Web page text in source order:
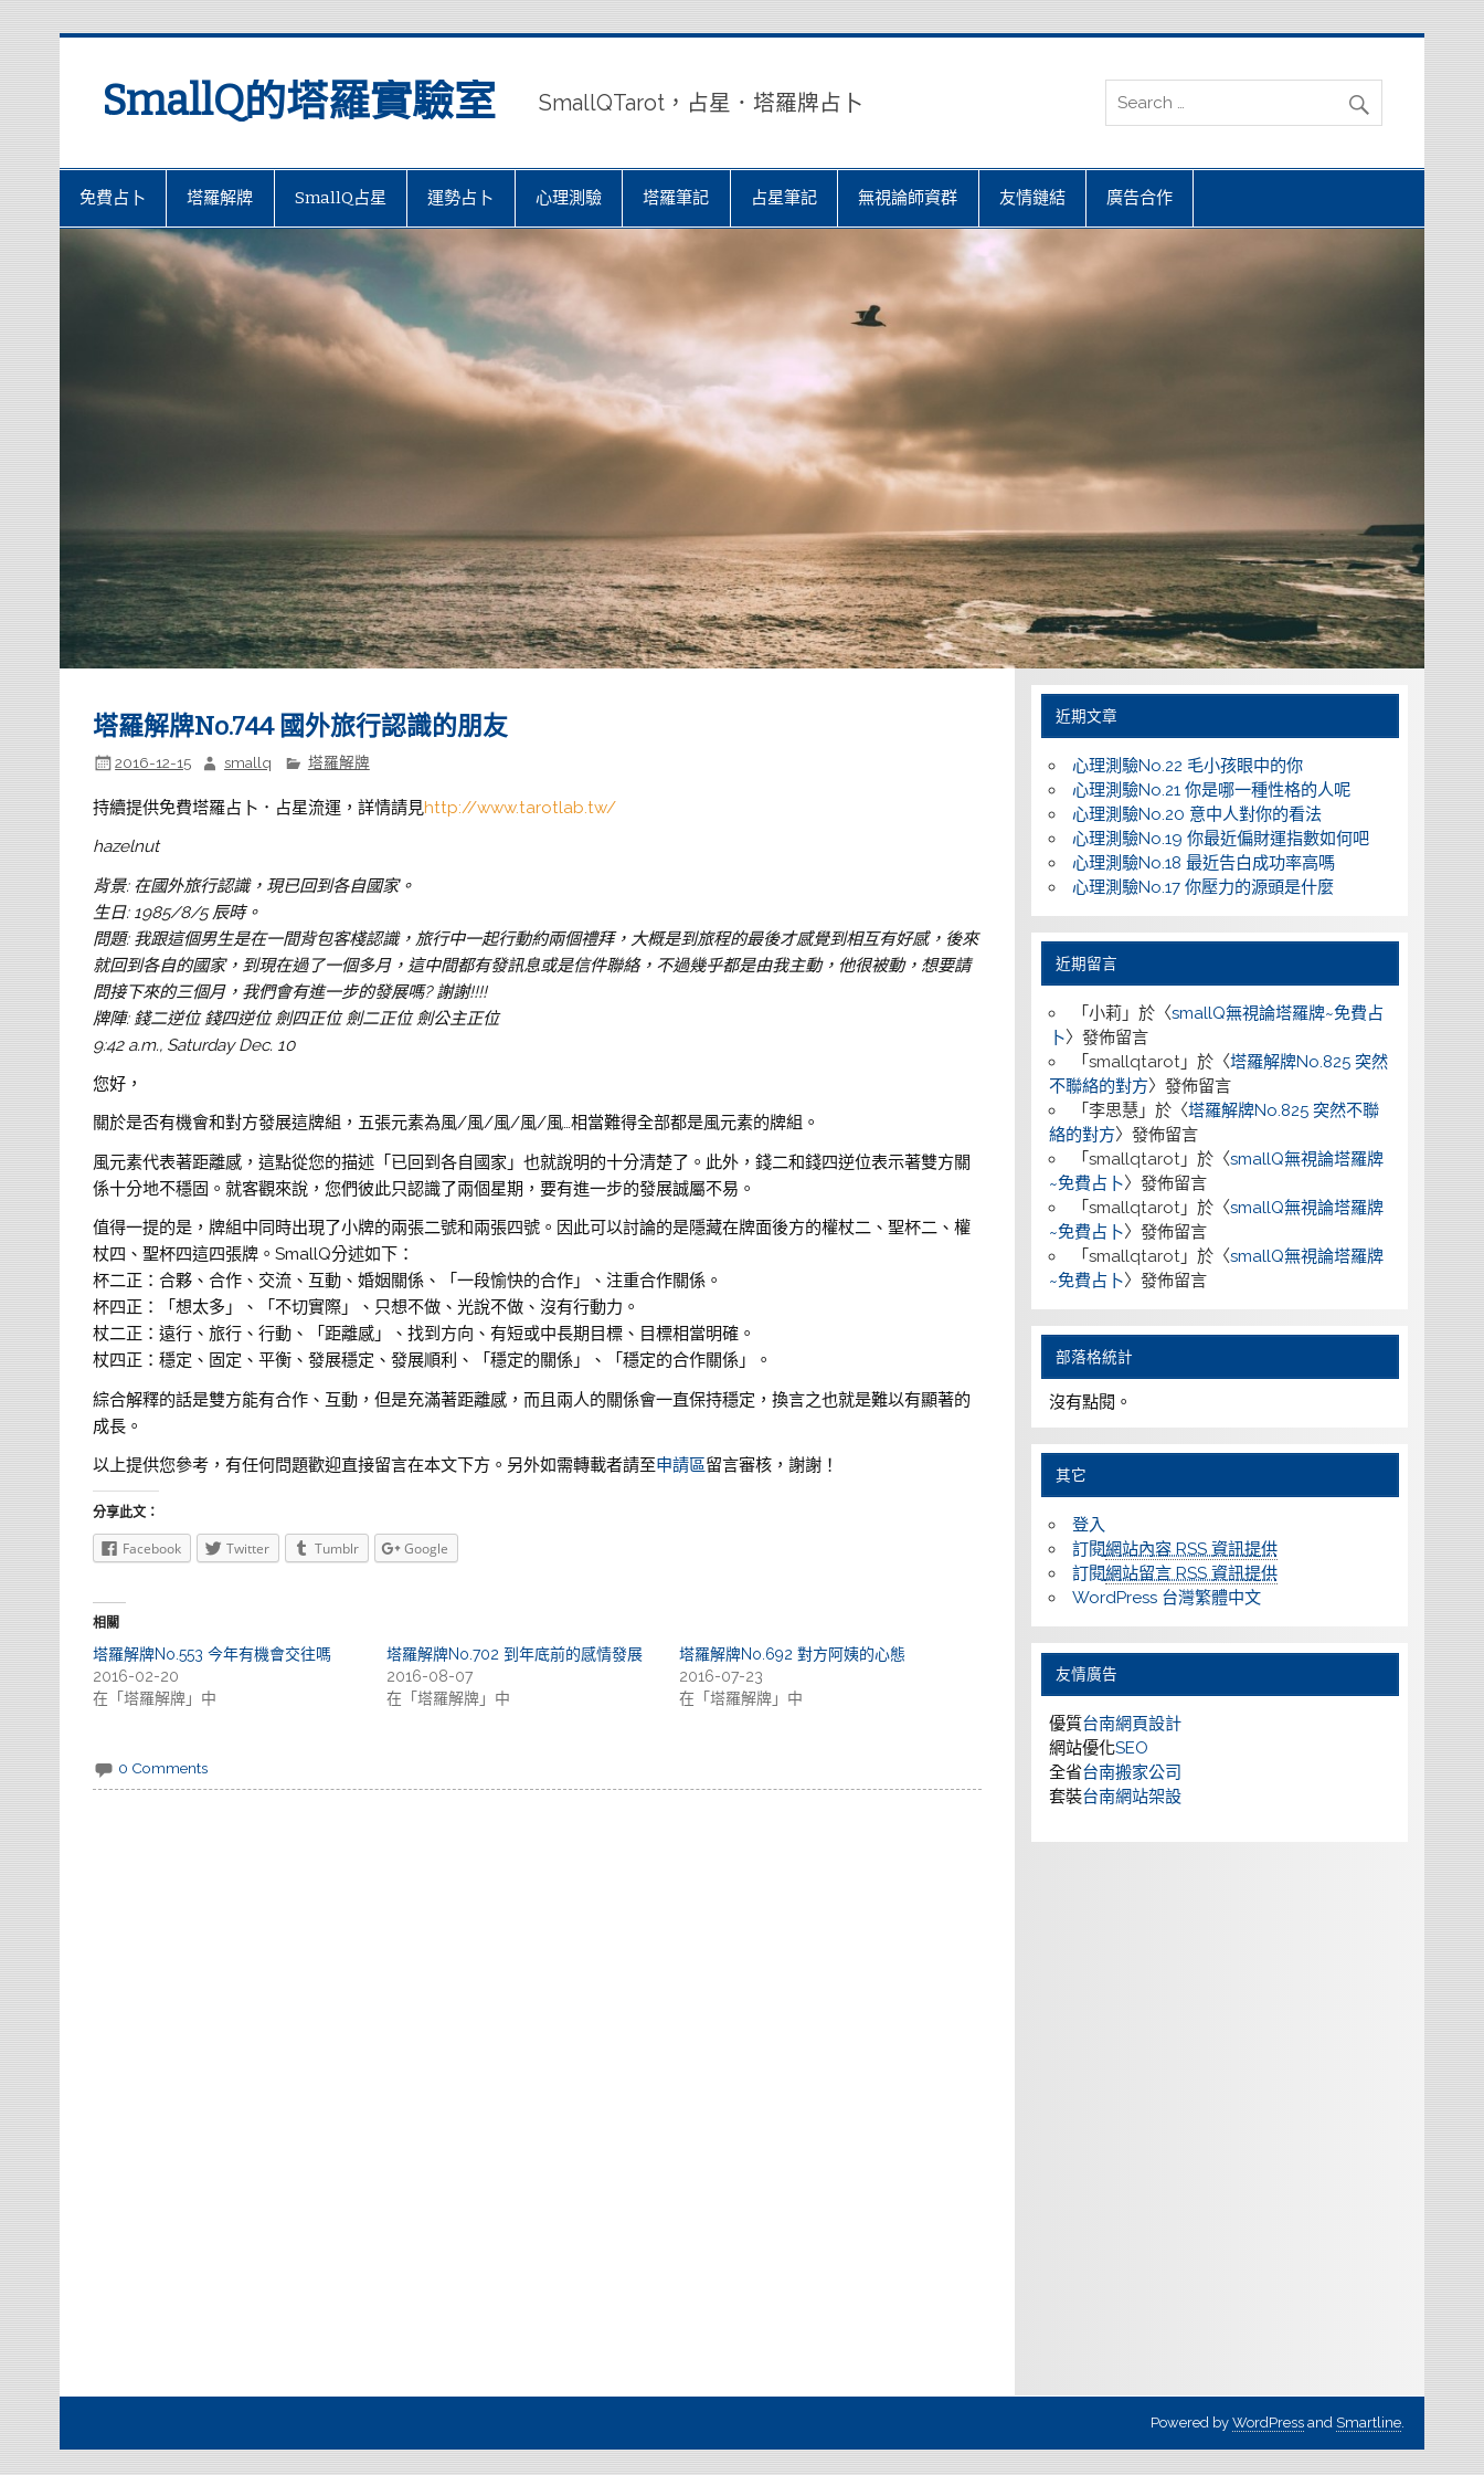
SmallQ的塔羅實驗室 SmallQTarot，占星．塔羅牌占卜
免費占卜 塔羅解牌 SmallQ占星 運勢占卜 心理測驗 塔羅筆記 占星筆記 無視論師資群 友情鏈結 廣告合作
塔羅解牌No.744 國外旅行認識的朋友
2016-12-15 smallq 塔羅解牌
持續提供免費塔羅占卜．占星流運，詳情請見http://www.tarotlab.tw/
hazelnut
背景: 在國外旅行認識，現已回到各自國家。
生日: 1985/8/5 辰時。
問題: 我跟這個男生是在一間背包客棧認識，旅行中一起行動約兩個禮拜，大概是到旅程的最後才感覺到相互有好感，後來
就回到各自的國家，到現在過了一個多月，這中間都有發訊息或是信件聯絡，不過幾乎都是由我主動，他很被動，想要請
問接下來的三個月，我們會有進一步的發展嗎? 謝謝!!!!
牌陣: 錢二逆位 錢四逆位 劍四正位 劍二正位 劍公主正位
9:42 a.m., Saturday Dec. 10
您好，
關於是否有機會和對方發展這牌組，五張元素為風/風/風/風/風…相當難得全部都是風元素的牌組。
風元素代表著距離感，這點從您的描述「已回到各自國家」也就說明的十分清楚了。此外，錢二和錢四逆位表示著雙方關
係十分地不穩固。就客觀來說，您們彼此只認識了兩個星期，要有進一步的發展誠屬不易。
值得一提的是，牌組中同時出現了小牌的兩張二號和兩張四號。因此可以討論的是隱藏在牌面後方的權杖二、聖杯二、權
杖四、聖杯四這四張牌。SmallQ分述如下：
杯二正：合夥、合作、交流、互動、婚姻關係、「一段愉快的合作」、注重合作關係。
杯四正：「想太多」、「不切實際」、只想不做、光說不做、沒有行動力。
杖二正：遠行、旅行、行動、「距離感」、找到方向、有短或中長期目標、目標相當明確。
杖四正：穩定、固定、平衡、發展穩定、發展順利、「穩定的關係」、「穩定的合作關係」。
綜合解釋的話是雙方能有合作、互動，但是充滿著距離感，而且兩人的關係會一直保持穩定，換言之也就是難以有顯著的
成長。
以上提供您參考，有任何問題歡迎直接留言在本文下方。另外如需轉載者請至申請區留言審核，謝謝！
分享此文：
Facebook Twitter Tumblr Google
相關
塔羅解牌No.553 今年有機會交往嗎
2016-02-20
在「塔羅解牌」中
塔羅解牌No.702 到年底前的感情發展
2016-08-07
在「塔羅解牌」中
塔羅解牌No.692 對方阿姨的心態
2016-07-23
在「塔羅解牌」中
0 Comments
近期文章
心理測驗No.22 毛小孩眼中的你
心理測驗No.21 你是哪一種性格的人呢
心理測驗No.20 意中人對你的看法
心理測驗No.19 你最近偏財運指數如何吧
心理測驗No.18 最近告白成功率高嗎
心理測驗No.17 你壓力的源頭是什麼
近期留言
「 小莉」於〈smallQ無視論塔羅牌~免費占
卜〉發佈留言
「 smallqtarot」於〈塔羅解牌No.825 突然
不聯絡的對方〉發佈留言
「 李思慧」於〈塔羅解牌No.825 突然不聯
絡的對方〉發佈留言
「 smallqtarot」於〈smallQ無視論塔羅牌
~免費占卜〉發佈留言
「 smallqtarot」於〈smallQ無視論塔羅牌
~免費占卜〉發佈留言
「 smallqtarot」於〈smallQ無視論塔羅牌
~免費占卜〉發佈留言
部落格統計
沒有點閱。
其它
登入
訂閱網站內容 RSS 資訊提供
訂閱網站留言 RSS 資訊提供
WordPress 台灣繁體中文
友情廣告
優質台南網頁設計
網站優化SEO
全省台南搬家公司
套裝台南網站架設
Powered by WordPress and Smartline.